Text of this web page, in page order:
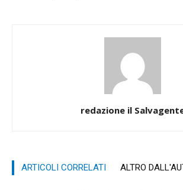
redazione il
ARTICOLI CORRELATI ALTRO